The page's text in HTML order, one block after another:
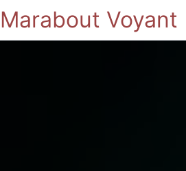
Marabout Voyant